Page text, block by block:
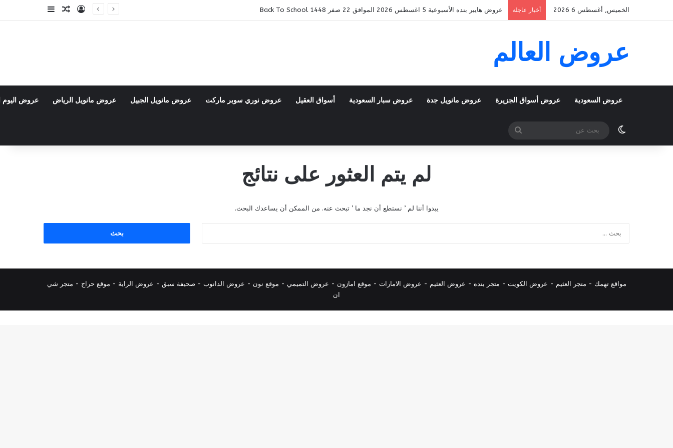
الخميس, أغسطس 6 2026 أخبار عاجلة عروض هايبر بنده الأسبوعية 5 اغسطس 2026 الموافق 22 صفر 1448 Back To School تسجيل الدخول
مقال عشوائي
إضافة عمود
عروض العالم
عروض السعودية عروض أسواق الجزيرة عروض مانويل جدة عروض سبار السعودية أسواق العقيل عروض نوري سوبر ماركت عروض مانويل الجبيل عروض مانويل الرياض عروض اليوم
الوضع المظلم
بحث
عن
لم يتم العثور على نتائج
يبدوا أننا لم ’ نستطع أن نجد ما ’ تبحث عنه. من الممكن أن يساعدك البحث.
مواقع تهمك - متجر العثيم - عروض الكويت - متجر بنده - عروض العثيم - عروض الامارات - موقع امازون - عروض التميمي - موقع نون - عروض الدانوب - صحيفة سبق - عروض الراية - موقع حراج - متجر شي
ان